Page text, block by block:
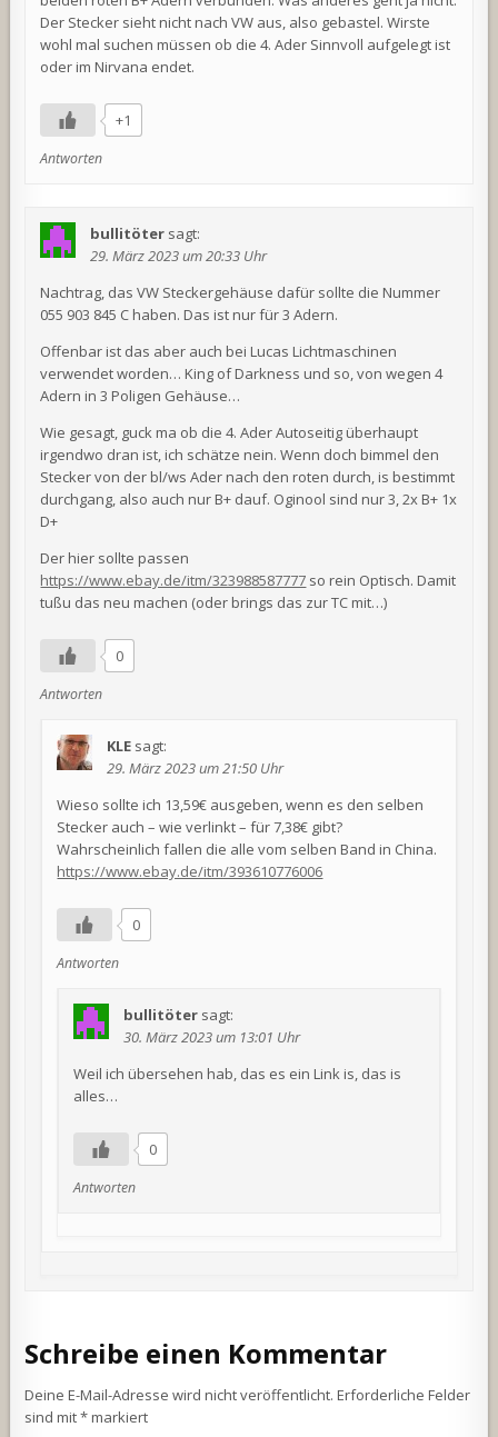
Der Stecker sieht nicht nach VW aus, also gebastel. Wirste
wohl mal suchen müssen ob die 4. Ader Sinnvoll aufgelegt ist
oder im Nirvana endet.
+1
Antworten
bullitöter sagt:
29. März 2023 um 20:33 Uhr
Nachtrag, das VW Steckergehäuse dafür sollte die Nummer
055 903 845 C haben. Das ist nur für 3 Adern.
Offenbar ist das aber auch bei Lucas Lichtmaschinen
verwendet worden… King of Darkness und so, von wegen 4
Adern in 3 Poligen Gehäuse…
Wie gesagt, guck ma ob die 4. Ader Autoseitig überhaupt
irgendwo dran ist, ich schätze nein. Wenn doch bimmel den
Stecker von der bl/ws Ader nach den roten durch, is bestimmt
durchgang, also auch nur B+ dauf. Oginool sind nur 3, 2x B+ 1x
D+
Der hier sollte passen
https://www.ebay.de/itm/323988587777 so rein Optisch. Damit
tußu das neu machen (oder brings das zur TC mit…)
0
Antworten
KLE sagt:
29. März 2023 um 21:50 Uhr
Wieso sollte ich 13,59€ ausgeben, wenn es den selben
Stecker auch – wie verlinkt – für 7,38€ gibt?
Wahrscheinlich fallen die alle vom selben Band in China.
https://www.ebay.de/itm/393610776006
0
Antworten
bullitöter sagt:
30. März 2023 um 13:01 Uhr
Weil ich übersehen hab, das es ein Link is, das is
alles…
0
Antworten
Schreibe einen Kommentar
Deine E-Mail-Adresse wird nicht veröffentlicht. Erforderliche Felder
sind mit*markiert